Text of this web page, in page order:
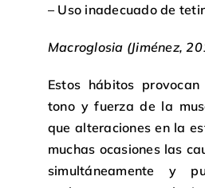
– Uso inadecuado de
Macroglosia (Jiménez,
Estos hábitos
tono y fuerza de la
que alteraciones en la
muchas ocasiones las
simultáneamente y